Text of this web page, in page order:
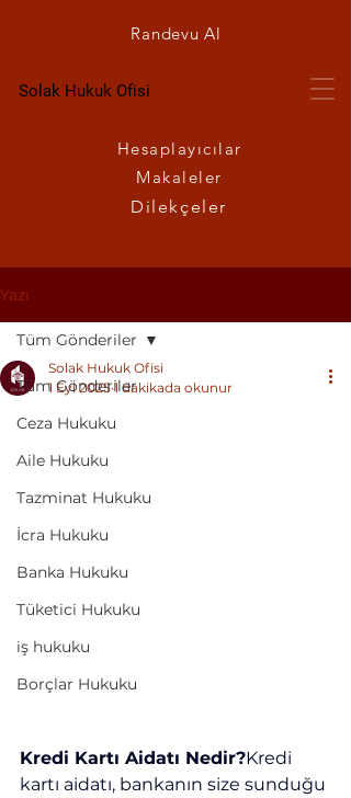
Solak Hukuk Ofisi
Makaleler
Hesaplayıcılar
Dilekçeler
Randevu Al
Yazı
Tüm Gönderiler
Ceza Hukuku
Aile Hukuku
Tazminat Hukuku
İcra Hukuku
Banka Hukuku
Tüketici Hukuku
iş hukuku
Borçlar Hukuku
Tüm Gönderiler
Kredi Kartı Aidatı
Bilgilendirme Yapılmadan
Kesildiyse İadesi Alınabilir
mi?
Solak Hukuk Ofisi
1 Eyl 2025 1 dakikada okunur
Kredi Kartı Aidatı Nedir?Kredi
kartı aidatı, bankanın size sunduğu